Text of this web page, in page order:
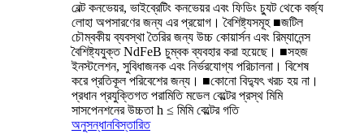
বেল্ট কনভেয়র, ভাইব্রেটিং কনভেয়র এবং ফিডিং চ্যুট থেকে বর্জ্য
লোহা অপসারণের জন্য এর প্রয়োগ। বৈশিষ্ট্যসমূহ ■জটিল
চৌম্বকীয় ব্যবস্থা তৈরির জন্য উচ্চ কোয়ার্সন এবং রিম্যানেন্স
বৈশিষ্ট্যযুক্ত NdFeB চুম্বক ব্যবহার করা হয়েছে। ■সহজ
ইনস্টলেশন, সুবিধাজনক এবং নির্ভরযোগ্য পরিচালনা। বিশেষ
করে প্রতিকূল পরিবেশের জন্য। ■কোনো বিদ্যুৎ খরচ হয় না।
প্রধান প্রযুক্তিগত পরামিতি মডেল বেল্টের প্রস্থ মিমি
সাসপেনশনের উচ্চতা h ≤ মিমি বেল্টের গতি
অনুসন্ধানবিস্তারিত